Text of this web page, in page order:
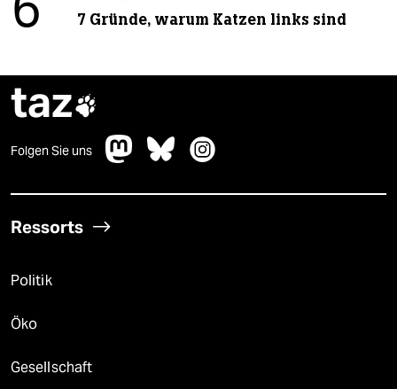
6 7 Gründe, warum Katzen links sind
taz
Folgen Sie uns
Ressorts
Politik
Öko
Gesellschaft